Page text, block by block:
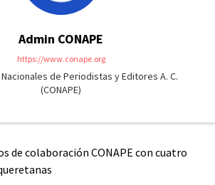
Admin CONAPE
https://www.conape.org
de Periodistas y Editores A. C.
(CONAPE)
de colaboración CONAPE con cuatro